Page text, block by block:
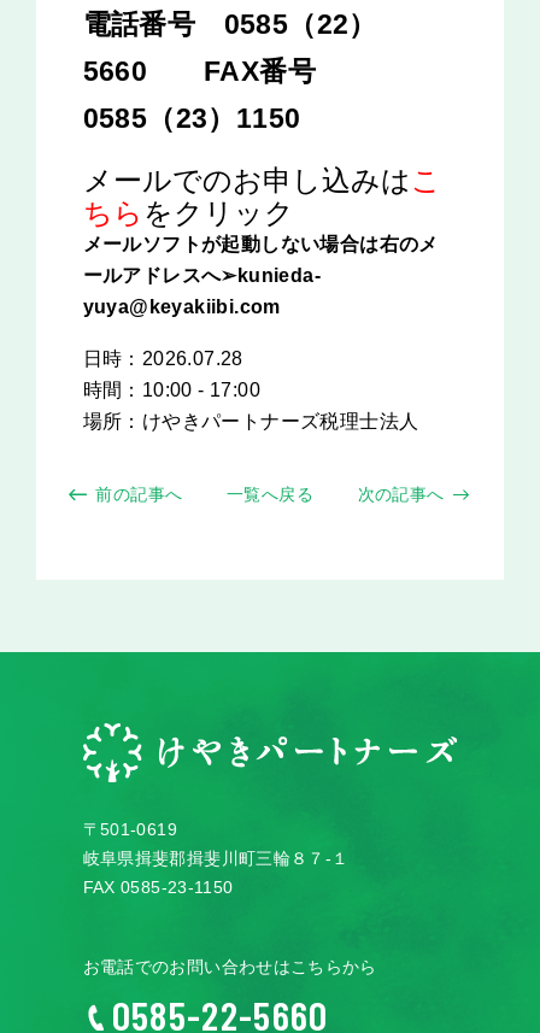
電話番号 0585（22）
5660 FAX番号
0585（23）1150
メールでのお申し込みはこ
ちら をクリック
メールソフトが起動しない場合は右のメ
ールアドレスへ➢kunieda-
yuya@keyakiibi.com
日時：2026.07.28
時間：10:00 - 17:00
場所： けやきパートナーズ税理士法人
前の記事へ 一覧へ戻る 次の記事へ
〒501-0619
岐阜県揖斐郡揖斐川町三輪８７-１
FAX 0585-23-1150
お電話でのお問い合わせはこちらから
0585-22-5660